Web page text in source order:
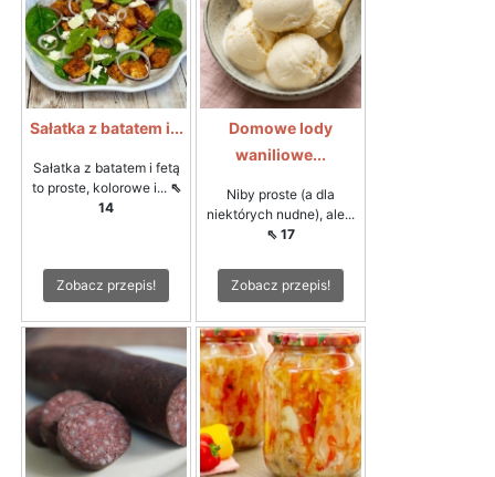
Sałatka z batatem i...
Sałatka z batatem i fetą
to proste, kolorowe i... ⇖
14
Zobacz przepis!
Domowe lody
waniliowe...
Niby proste (a dla
niektórych nudne), ale...
⇖ 17
Zobacz przepis!